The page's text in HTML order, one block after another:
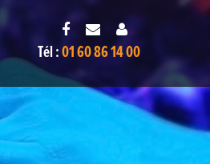
Tél : 01 60 86 14 00